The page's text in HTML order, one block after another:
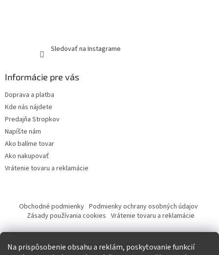
Na prispôsobenie obsahu a reklám, poskytovanie funkcií
Sledovať na Instagrame
Informácie pre vás
Doprava a platba
Kde nás nájdete
Predajňa Stropkov
Napíšte nám
Ako balíme tovar
Ako nakupovať
Vrátenie tovaru a reklamácie
Obchodné podmienky Podmienky ochrany osobných údajov
Zásady používania cookies Vrátenie tovaru a reklamácie
Tvorba eshopu a SEO optimalizácia